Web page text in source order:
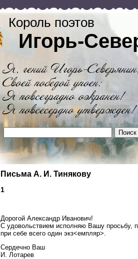
Король поэтов
Игорь-
Письма A. И. Тинякову
1
Дорогой Александр Иванович!
С удовольствием исполняю Вашу просьбу,
при себе всего один экз<емпляр>.
Сердечно Ваш
И. Лотарев